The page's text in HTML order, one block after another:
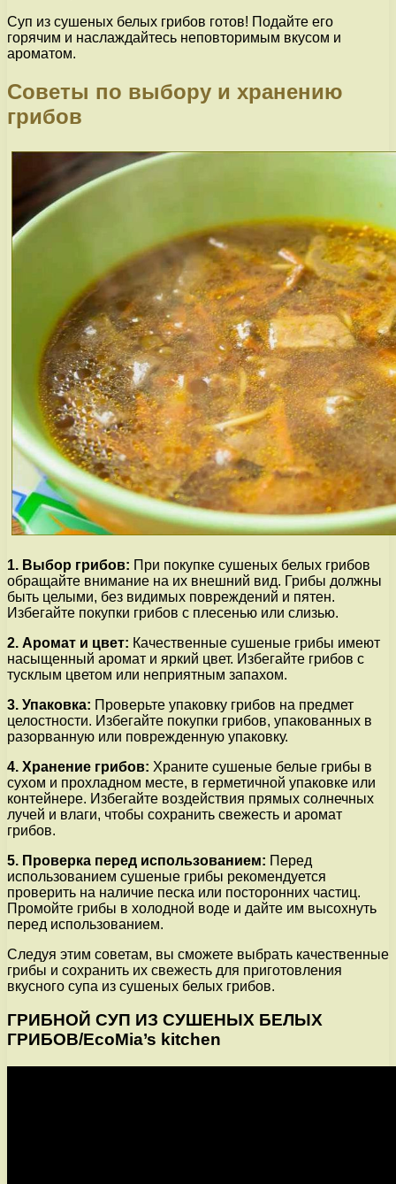
Суп из сушеных белых грибов готов! Подайте его
горячим и наслаждайтесь неповторимым вкусом и
ароматом.
Советы по выбору и хранению
грибов
1. Выбор грибов: При покупке сушеных белых грибов
обращайте внимание на их внешний вид. Грибы должны
быть целыми, без видимых повреждений и пятен.
Избегайте покупки грибов с плесенью или слизью.
2. Аромат и цвет: Качественные сушеные грибы имеют
насыщенный аромат и яркий цвет. Избегайте грибов с
тусклым цветом или неприятным запахом.
3. Упаковка: Проверьте упаковку грибов на предмет
целостности. Избегайте покупки грибов, упакованных в
разорванную или поврежденную упаковку.
4. Хранение грибов: Храните сушеные белые грибы в
сухом и прохладном месте, в герметичной упаковке или
контейнере. Избегайте воздействия прямых солнечных
лучей и влаги, чтобы сохранить свежесть и аромат
грибов.
5. Проверка перед использованием: Перед
использованием сушеные грибы рекомендуется
проверить на наличие песка или посторонних частиц.
Промойте грибы в холодной воде и дайте им высохнуть
перед использованием.
Следуя этим советам, вы сможете выбрать качественные
грибы и сохранить их свежесть для приготовления
вкусного супа из сушеных белых грибов.
ГРИБНОЙ СУП ИЗ СУШЕНЫХ БЕЛЫХ
ГРИБОВ/EcoMia’s kitchen